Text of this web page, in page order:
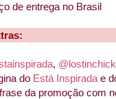
de entrega no Brasil
,
do Está Inspirada e
da promoção com